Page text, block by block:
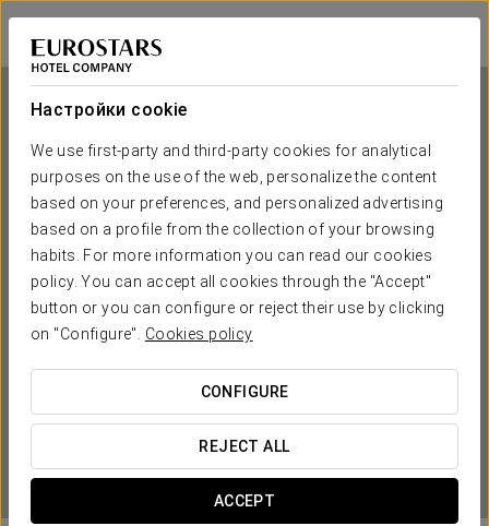
Настройки cookie
We use first-party and third-party cookies for analytical
purposes on the use of the web, personalize the content
based on your preferences, and personalized advertising
based on a profile from the collection of your browsing
habits. For more information you can read our cookies
policy. You can accept all cookies through the "Accept"
button or you can configure or reject their use by clicking
on "Configure". Cookies policy
CONFIGURE
REJECT ALL
ACCEPT
Exe Toscana
ЛУККА
Exe Toscana
ЛУККА
 